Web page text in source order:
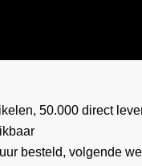
50.000 direct
besteld, volgende